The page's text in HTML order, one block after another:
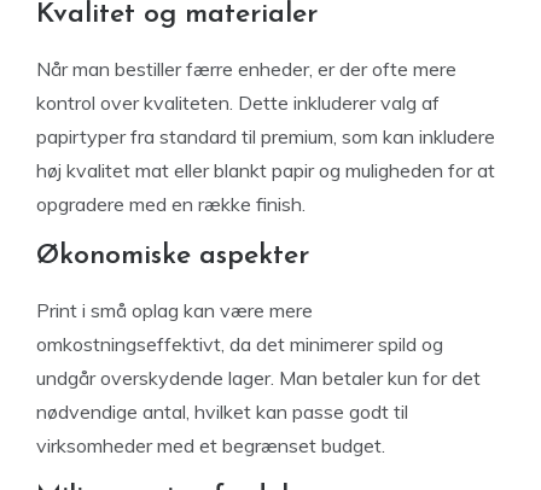
Kvalitet og materialer
Når man bestiller færre enheder, er der ofte mere
kontrol over kvaliteten. Dette inkluderer valg af
papirtyper fra standard til premium, som kan inkludere
høj kvalitet mat eller blankt papir og muligheden for at
opgradere med en række finish.
Økonomiske aspekter
Print i små oplag kan være mere
omkostningseffektivt, da det minimerer spild og
undgår overskydende lager. Man betaler kun for det
nødvendige antal, hvilket kan passe godt til
virksomheder med et begrænset budget.